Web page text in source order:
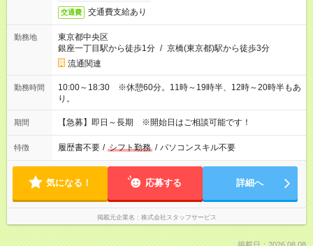
交通費 交通費支給あり
勤務地
東京都中央区
銀座一丁目駅から徒歩1分 / 京橋(東京都)駅から徒歩3分
流通関連
勤務時間
10:00～18:30 ※休憩60分。11時～19時半、12時～20時半もあ
り。
期間 【急募】即日～長期 ※開始日はご相談可能です！
特徴 履歴書不要 / シフト勤務 / パソコンスキル不要
気になる！ 応募する 詳細へ
掲載元企業名 株式会社スタッフサービス